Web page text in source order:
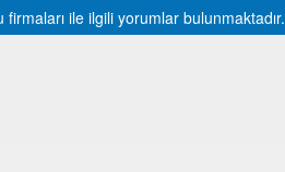
ile ilgili yorumlar bulunmaktadır.